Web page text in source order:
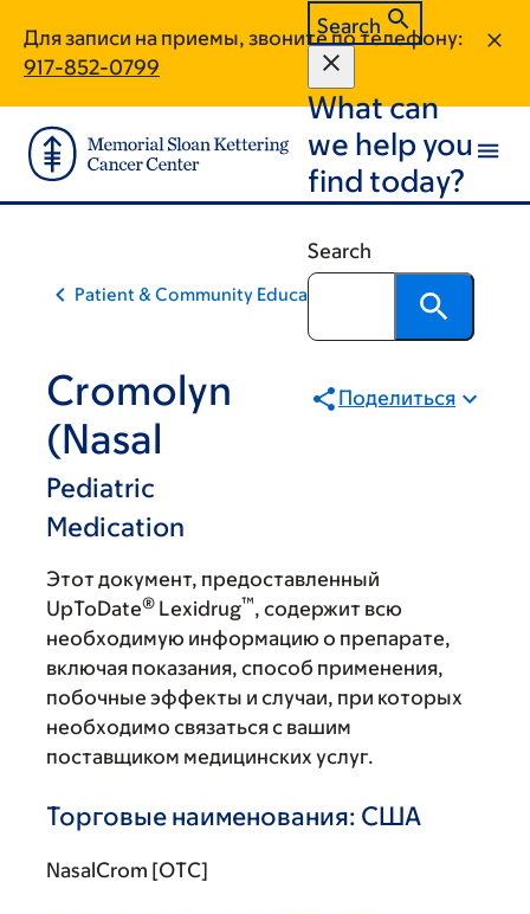
main
content
footer
Для записи на приемы, звоните по телефону:
917-852-0799
Search
What can
we help you
find today?
Search
Patient & Community Education
Cromolyn
(Nasal
Pediatric
Medication
Поделиться
Этот документ, предоставленный
UpToDate® Lexidrug™, содержит всю
необходимую информацию о препарате,
включая показания, способ применения,
побочные эффекты и случаи, при которых
необходимо связаться с вашим
поставщиком медицинских услуг.
Торговые наименования: США
NasalCrom [OTC]